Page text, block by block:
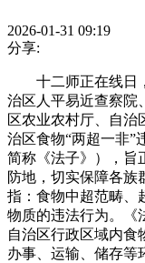
2026-01-31 09:19
分享:
十二师正在线日，
治区人平易近查察院
区农业农村厅、自治
治区食物“两超一非”
简称《法子》），旨
防地，切实保障各族
指：食物中超范畴、
物质的违法行为。《
自治区行政区域内食
办事、运输、储存等